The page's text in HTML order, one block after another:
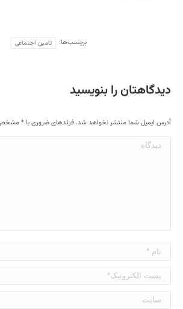
برچسب‌ها: تامین اجتماعی
دیدگاهتان را بنویسید
آدرس ایمیل شما منتشر نخواهد شد. فیلدهای ضروری با*مشخص
دیدگاه
نام *
پست الکترونیک*
سایت